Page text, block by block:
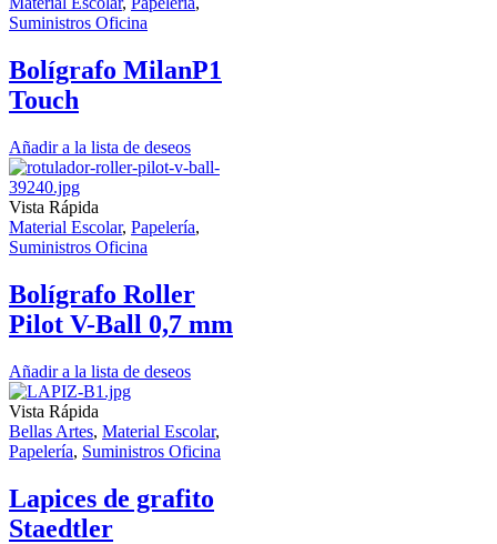
Suministros Oficina
Bolígrafo MilanP1
Touch
Añadir a la lista de deseos
Vista Rápida
Material Escolar, Papelería,
Suministros Oficina
Bolígrafo Roller
Pilot V-Ball 0,7 mm
Añadir a la lista de deseos
Vista Rápida
Bellas Artes, Material Escolar,
Papelería, Suministros Oficina
Lapices de grafito
Staedtler